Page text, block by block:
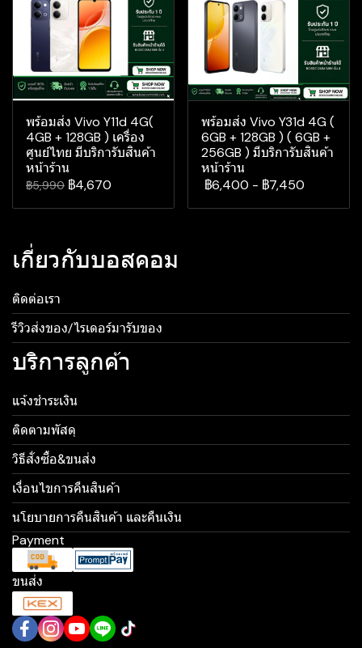
พร้อมส่ง Vivo Y11d 4G(
4GB + 128GB ) เครื่อง
ศูนย์ไทย มีบริการับสินค้า
หน้าร้าน
฿5,990 ฿4,670
พร้อมส่ง Vivo Y31d 4G (
6GB + 128GB ) ( 6GB +
256GB ) มีบริการับสินค้า
หน้าร้าน
฿6,400 - ฿7,450
เกี่ยวกับบอสคอม
ติดต่อเรา
รีวิวส่งของ/ไรเดอร์มารับของ
บริการลูกค้า
แจ้งชำระเงิน
ติดตามพัสดุ
วิธีสั่งซื้อ&ขนส่ง
เงื่อนไขการคืนสินค้า
นโยบายการคืนสินค้า และคืนเงิน
Payment
ขนส่ง